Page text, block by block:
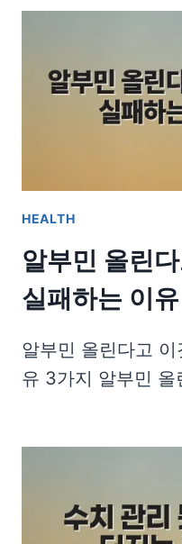
HEALTH
알부민 올린
실패하는 이
알부민 올린다고
유 3가지 알부민